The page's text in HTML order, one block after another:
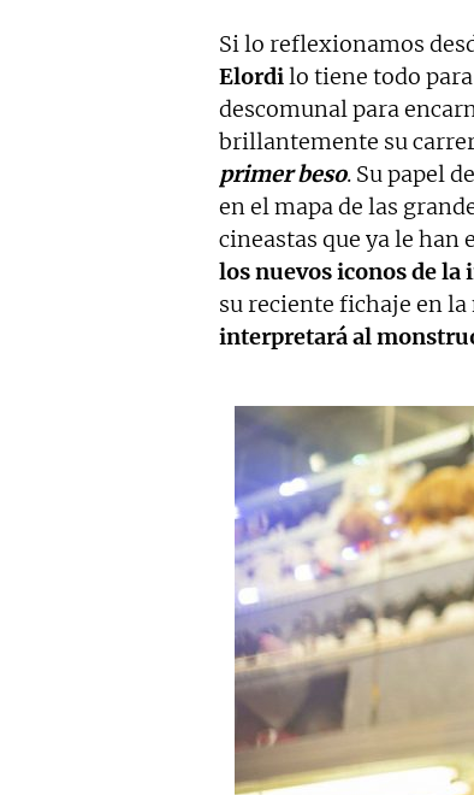
Si lo reflexionamos
Elordilo tiene todo
descomunal para
brillantemente su
primer beso. Su papel
en el mapa de las
cineastas que ya le han
los nuevos iconos de la
su reciente fichaje en
interpretará al